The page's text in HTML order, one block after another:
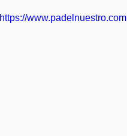
https://www.padelnuestro.com